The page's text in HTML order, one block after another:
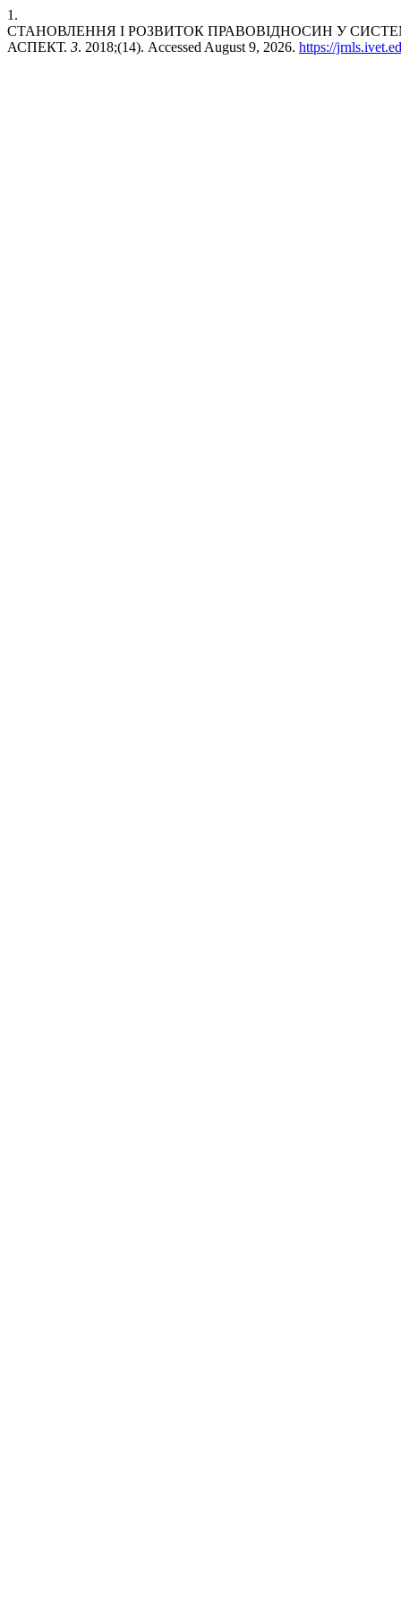
1.
СТАНОВЛЕННЯ І РОЗВИТОК ПРАВОВІДНОСИН У
АСПЕКТ. 3. 2018;(14). Accessed August 9, 2026. https://